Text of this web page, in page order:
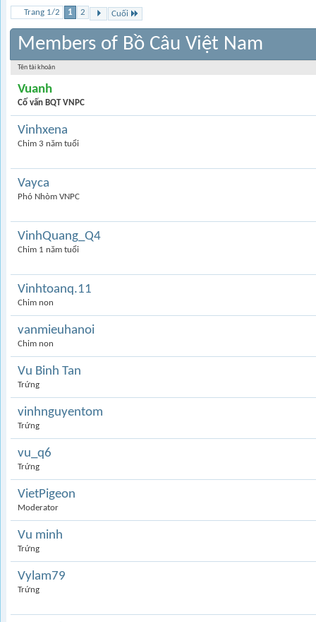
Trang 1/2 1 2 Cuối
Members of Bồ Câu Việt Nam
Tên tài khoản
Vuanh
Cố vấn BQT VNPC
Vinhxena
Chim 3 năm tuổi
Vayca
Phó Nhòm VNPC
VinhQuang_Q4
Chim 1 năm tuổi
Vinhtoanq.11
Chim non
vanmieuhanoi
Chim non
Vu Binh Tan
Trứng
vinhnguyentom
Trứng
vu_q6
Trứng
VietPigeon
Moderator
Vu minh
Trứng
Vylam79
Trứng